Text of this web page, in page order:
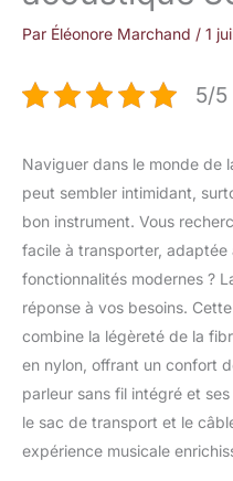
Par Éléonore Marchand / 1
5/5
Naviguer dans le monde de
peut sembler intimidant,
bon instrument. Vous
facile à transporter,
fonctionnalités modernes ?
réponse à vos besoins.
combine la légèreté de la
en nylon, offrant un confort
parleur sans fil intégré et
le sac de transport et le
expérience musicale